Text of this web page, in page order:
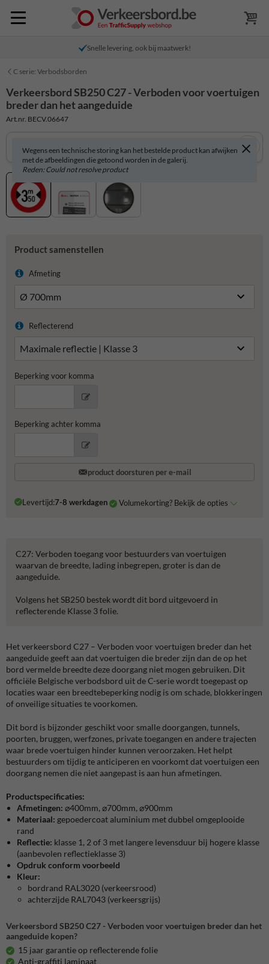
Snelle levering, ook bij maatwerk!
C serie: Verbodsborden
Verkeersbord SB250 C27 - Verboden voor voertuigen
breder dan het aangeduide
Art.nr. BECV.06647
Wegens een technische storing kan het bestelde product kan afwijken
met de afbeeldingen die getoond worden in de galerij.
Reden: Could not resolve product
Product samenstellen
Afmeting
Reflecterend
Beperking voor komma
Beperking achter komma
product doorsturen per e-mail
Levertijd:7-8 werkdagen Volumekorting? Bekijk de opties
C27: Verboden toegang voor bestuurders van voertuigen
waarvan de breedte, lading inbegrepen, groter is dan de
aangeduide.
Volgens het SB250 bestek wordt dit bord uitgevoerd in
reflecterende Klasse 3 folie.
Het verkeersbord C27 – Verboden voor voertuigen breder dan het
aangeduide geeft aan dat voertuigen die breder zijn dan de op het
bord vermelde breedte deze doorgang niet mogen gebruiken. Dit
officiële Belgische verbodsbord uit de C-serie wordt toegepast op
locaties waar een breedtebeperking nodig is om schade, blokkeringen
of onveilige situaties te voorkomen.
Dit bord is bijzonder geschikt voor smalle doorgangen, tunnels,
poorten, bruggen, werfzones, private toegangen en andere trajecten
waar brede voertuigen hinder kunnen veroorzaken. Het helpt
bestuurders om tijdig te anticiperen en voorkomt dat voertuigen een
doorgang nemen die niet aangepast is aan hun afmetingen.
Productspecificaties:
Afmetingen: ⌀400mm, ⌀700mm, ⌀900mm
Materiaal: gepoedercoat aluminium met dubbel omgeplooide
rand
Reflectie: klasse 1, 2 of 3 met langere levensduur bij hogere klasse
(aanbevolen reflectieklasse 3)
Opdruk conform voorbeeld
Kleur:
bordrand RAL3020 (verkeersrood)
achterzijde RAL7043 (verkeersgrijs)
Verkeersbord SB250 C27 - Verboden voor voertuigen breder dan het
aangeduide kopen?
15 jaar garantie op reflecterende folie
Anti-graffiti laminaat